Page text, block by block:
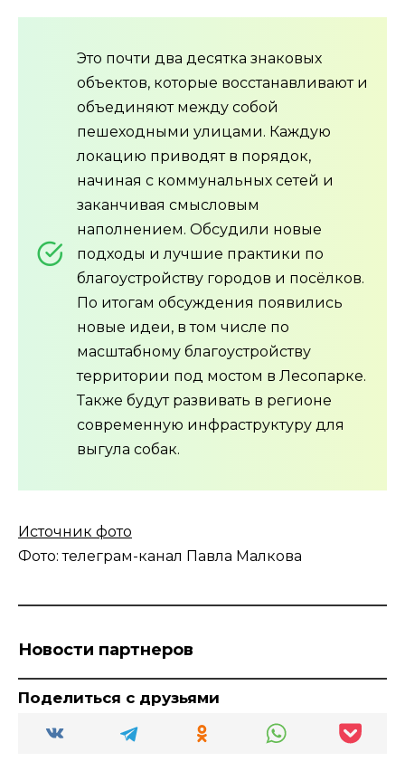
Это почти два десятка знаковых
объектов, которые восстанавливают и
объединяют между собой
пешеходными улицами. Каждую
локацию приводят в порядок,
начиная с коммунальных сетей и
заканчивая смысловым
наполнением. Обсудили новые
подходы и лучшие практики по
благоустройству городов и посёлков.
По итогам обсуждения появились
новые идеи, в том числе по
масштабному благоустройству
территории под мостом в Лесопарке.
Также будут развивать в регионе
современную инфраструктуру для
выгула собак.
Источник фото
Фото: телеграм-канал Павла Малкова
Новости партнеров
Поделиться с друзьями